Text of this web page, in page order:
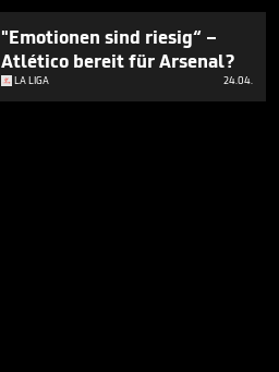
"Emotionen sind riesig“ –
Atlético bereit für Arsenal?
LA LIGA 24.04.